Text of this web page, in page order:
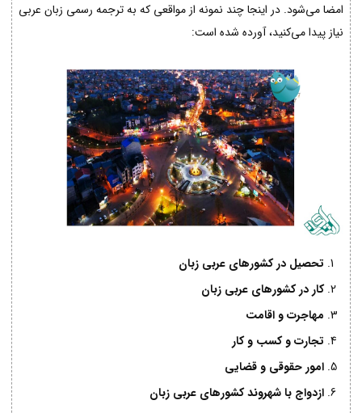
امضا می‌شود. در اینجا چند نمونه از مواقعی که به ترجمه رسمی زبان عربی
نیاز پیدا می‌کنید، آورده شده است:
تحصیل در کشورهای عربی زبان
کار در کشورهای عربی زبان
مهاجرت و اقامت
تجارت و کسب و کار
امور حقوقی و قضایی
ازدواج با شهروند کشورهای عربی زبان